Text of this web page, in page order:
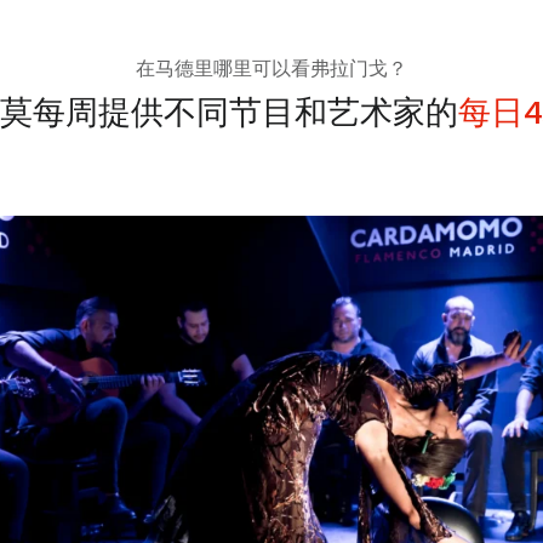
在马德里哪里可以看弗拉门戈？
每周提供不同节目和艺术家的每日